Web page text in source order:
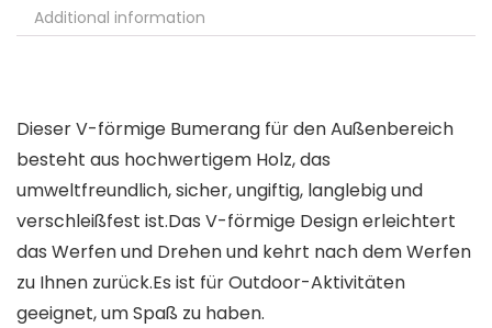
Additional information
Dieser V-förmige Bumerang für den Außenbereich
besteht aus hochwertigem Holz, das
umweltfreundlich, sicher, ungiftig, langlebig und
verschleißfest ist.Das V-förmige Design erleichtert
das Werfen und Drehen und kehrt nach dem Werfen
zu Ihnen zurück.Es ist für Outdoor-Aktivitäten
geeignet, um Spaß zu haben.